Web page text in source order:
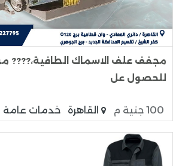
مجفف علف الاسماك الطافية،????
للحصول عل
100 جنية م القاهرة خدمات عامة